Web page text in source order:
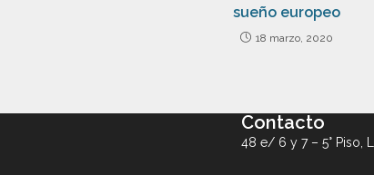
sueño europeo
18 marzo, 2020
Contacto
48 e/ 6 y 7 – 5° Piso,